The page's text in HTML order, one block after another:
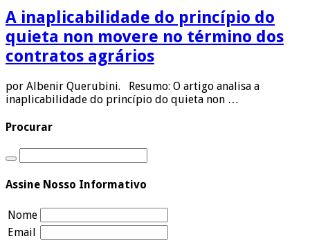
A inaplicabilidade do princípio do
quieta non movere no término dos
contratos agrários
por Albenir Querubini. Resumo: O artigo analisa a
inaplicabilidade do princípio do quieta non …
Procurar
Assine Nosso Informativo
Nome
Email